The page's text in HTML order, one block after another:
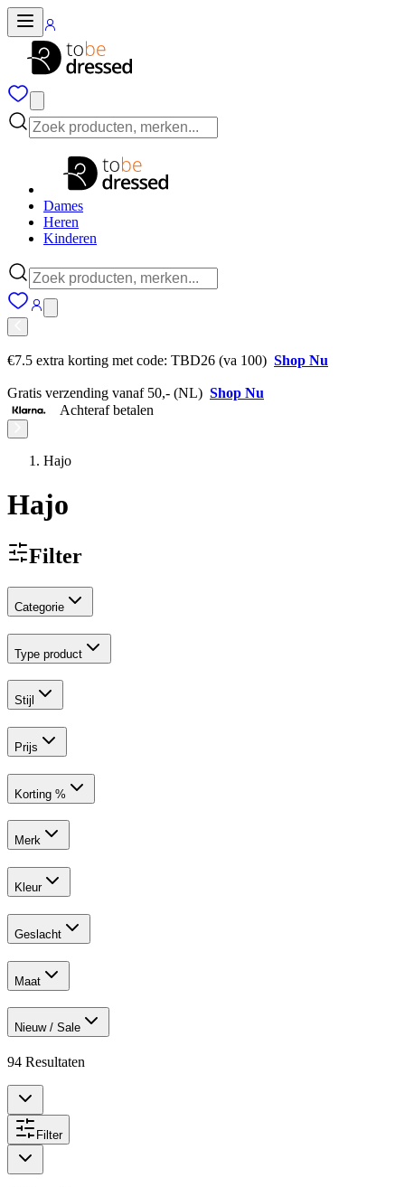
Dames
Heren
Kinderen
€7.5 extra korting met code: TBD26 (va 100) Shop Nu
Gratis verzending vanaf 50,- (NL) Shop Nu
Achteraf betalen
Hajo
Hajo
Filter
Categorie
Type product
Stijl
Prijs
Korting %
Merk
Kleur
Geslacht
Maat
Nieuw / Sale
94 Resultaten
Filter